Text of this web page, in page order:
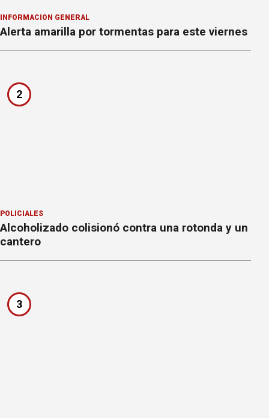
INFORMACION GENERAL
Alerta amarilla por tormentas para este viernes
2
POLICIALES
Alcoholizado colisionó contra una rotonda y un
cantero
3